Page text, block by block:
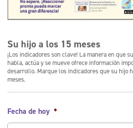
Su hijo a los 15 meses
¡Los indicadores son clave! La manera en que
habla, actúa y se mueve ofrece información
desarrollo. Marque los indicadores que su hijo
meses.
Fecha de hoy *